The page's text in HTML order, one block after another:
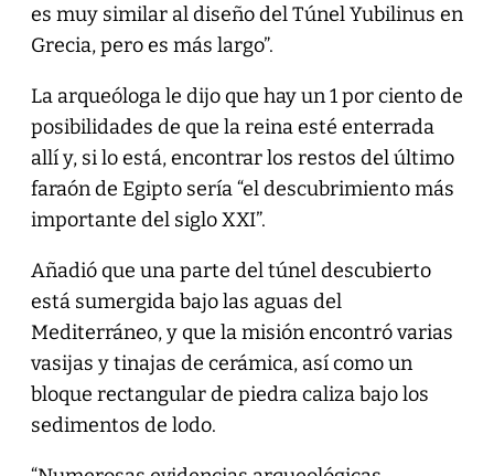
es muy similar al diseño del Túnel Yubilinus en
Grecia, pero es más largo”.
La arqueóloga le dijo que hay un 1 por ciento de
posibilidades de que la reina esté enterrada
allí y, si lo está, encontrar los restos del último
faraón de Egipto sería “el descubrimiento más
importante del siglo XXI”.
Añadió que una parte del túnel descubierto
está sumergida bajo las aguas del
Mediterráneo, y que la misión encontró varias
vasijas y tinajas de cerámica, así como un
bloque rectangular de piedra caliza bajo los
sedimentos de lodo.